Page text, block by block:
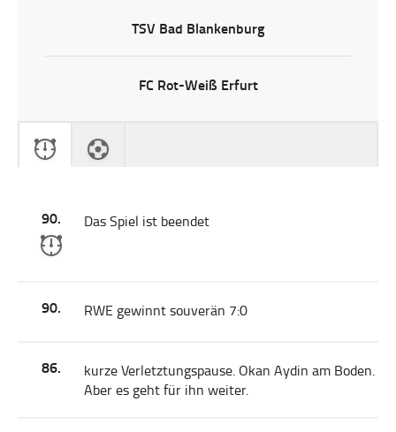
TSV Bad Blankenburg
FC Rot-Weiß Erfurt
90. Das Spiel ist beendet
90. RWE gewinnt souverän 7:0
86.
kurze Verletztungspause. Okan Aydin am Boden.
Aber es geht für ihn weiter.